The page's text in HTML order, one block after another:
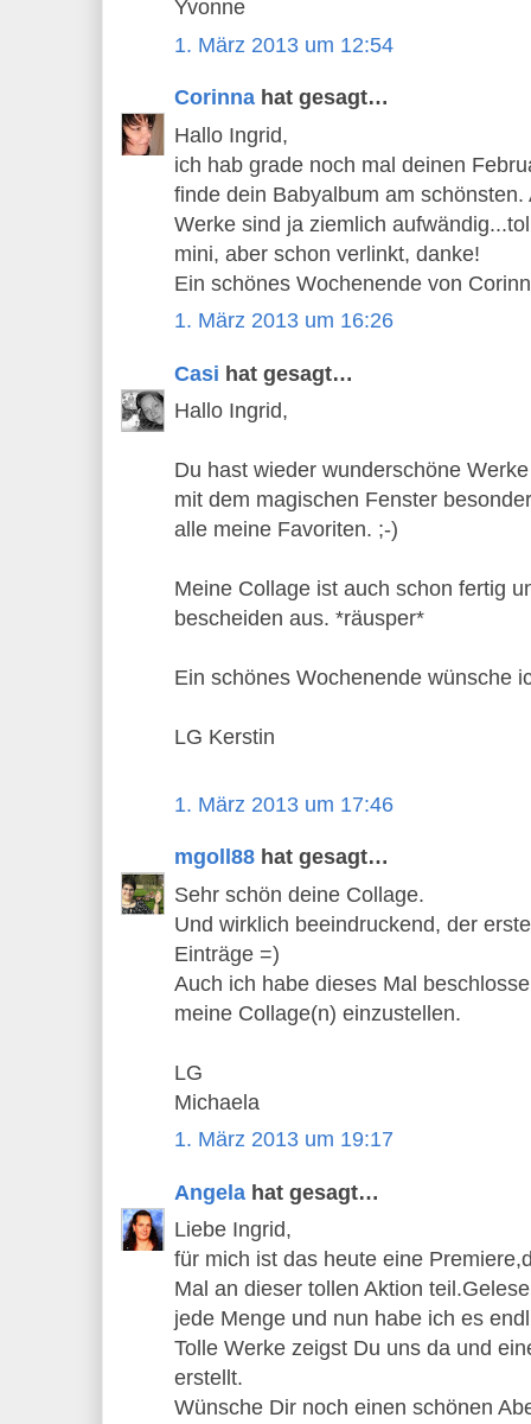
Yvonne
1. März 2013 um 12:54
Corinna hat gesagt…
Hallo Ingrid,
ich hab grade noch mal deinen
finde dein Babyalbum am
Werke sind ja ziemlich
mini, aber schon verlinkt, danke!
Ein schönes Wochenende von
1. März 2013 um 16:26
Casi hat gesagt…
Hallo Ingrid,
Du hast wieder wunderschöne
mit dem magischen Fenster
alle meine Favoriten. ;-)
Meine Collage ist auch schon fertig
bescheiden aus. *räusper*
Ein schönes Wochenende wünsche
LG Kerstin
1. März 2013 um 17:46
mgoll88 hat gesagt…
Sehr schön deine Collage.
Und wirklich beeindruckend, der
Einträge =)
Auch ich habe dieses Mal
meine Collage(n) einzustellen.
LG
Michaela
1. März 2013 um 19:17
Angela hat gesagt…
Liebe Ingrid,
für mich ist das heute eine
Mal an dieser tollen Aktion
jede Menge und nun habe ich es
Tolle Werke zeigst Du uns da und
erstellt.
Wünsche Dir noch einen schönen